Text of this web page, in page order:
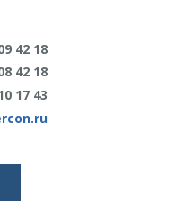
42 18
42 18
17 43